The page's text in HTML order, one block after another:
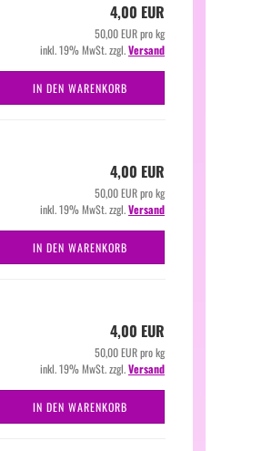
4,00 EUR
50,00 EUR pro kg
inkl. 19% MwSt. zzgl.Versand
IN DEN WARENKORB
4,00 EUR
50,00 EUR pro kg
inkl. 19% MwSt. zzgl.Versand
IN DEN WARENKORB
4,00 EUR
50,00 EUR pro kg
inkl. 19% MwSt. zzgl.Versand
IN DEN WARENKORB